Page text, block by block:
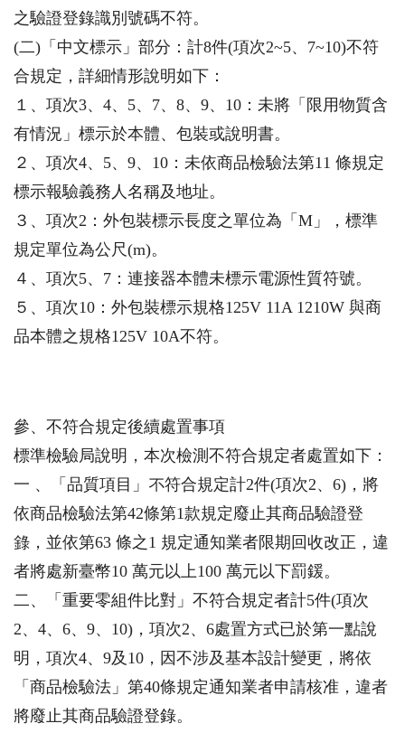
之驗證登錄識別號碼不符。
(二)「中文標示」部分：計8件(項次2~5、7~10)不符
合規定，詳細情形說明如下：
１、項次3、4、5、7、8、9、10：未將「限用物質含
有情況」標示於本體、包裝或說明書。
２、項次4、5、9、10：未依商品檢驗法第11 條規定
標示報驗義務人名稱及地址。
３、項次2：外包裝標示長度之單位為「M」，標準
規定單位為公尺(m)。
４、項次5、7：連接器本體未標示電源性質符號。
５、項次10：外包裝標示規格125V 11A 1210W 與商
品本體之規格125V 10A不符。
參、不符合規定後續處置事項
標準檢驗局說明，本次檢測不符合規定者處置如下：
一 、「品質項目」不符合規定計2件(項次2、6)，將
依商品檢驗法第42條第1款規定廢止其商品驗證登
錄，並依第63 條之1 規定通知業者限期回收改正，違
者將處新臺幣10 萬元以上100 萬元以下罰鍰。
二、「重要零組件比對」不符合規定者計5件(項次
2、4、6、9、10)，項次2、6處置方式已於第一點說
明，項次4、9及10，因不涉及基本設計變更，將依
「商品檢驗法」第40條規定通知業者申請核准，違者
將廢止其商品驗證登錄。